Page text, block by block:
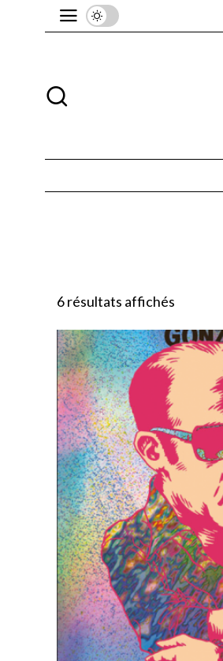
6 résultats affichés